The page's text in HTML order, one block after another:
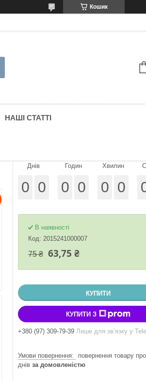
Кошик
НАШІ СТАТТІ
Днів
0 0
Годин
0 0
Хвилин
0 0
В наявності
Код: 2015241000007
75 ₴ 63,75 ₴
КУПИТИ
КУПИТИ З
+380 (97) 309-79-39 Лише для звʼязку у
повернення товару
днів за домовленістю